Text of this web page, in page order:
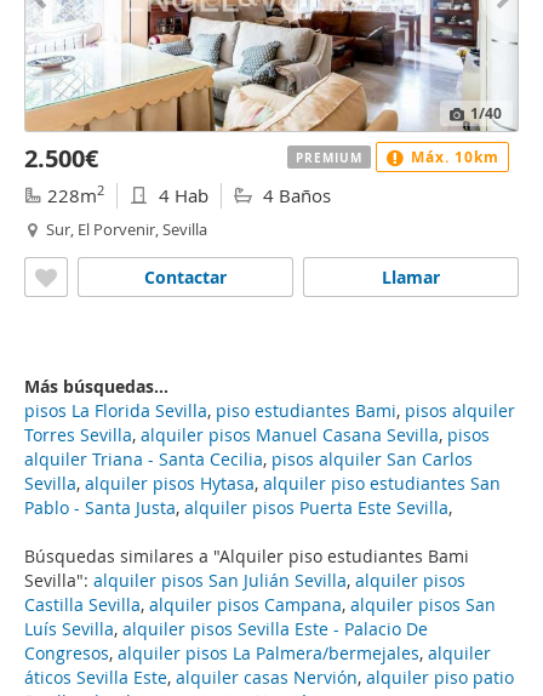
Búsquedas similares a "Alquiler piso estudiantes Bami
Sevilla": alquiler pisos San Julián Sevilla, alquiler pisos
Castilla Sevilla, alquiler pisos Campana, alquiler pisos San
Luís Sevilla, alquiler pisos Sevilla Este - Palacio De
Congresos, alquiler pisos La Palmera/bermejales, alquiler
áticos Sevilla Este, alquiler casas Nervión, alquiler piso patio
1/40
2.500€
228m2 4 Hab 4 Baños
Sur, El Porvenir, Sevilla
Llamar
Contactar
PREMIUM Máx. 10km
Más búsquedas...
pisos La Florida Sevilla, piso estudiantes Bami, pisos alquiler
Torres Sevilla, alquiler pisos Manuel Casana Sevilla, pisos
alquiler Triana - Santa Cecilia, pisos alquiler San Carlos
Sevilla, alquiler pisos Hytasa, alquiler piso estudiantes San
Pablo - Santa Justa, alquiler pisos Puerta Este Sevilla,